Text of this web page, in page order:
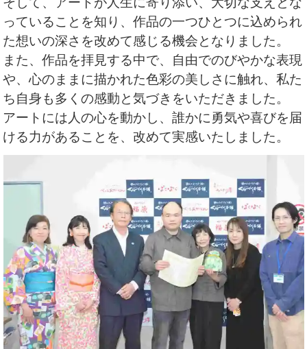
っていることを知り、作品の一つひとつに込められ
た想いの深さを改めて感じる機会となりました。
また、作品を拝見する中で、 自由でのびやかな表現
や、心のままに描かれた色彩の美しさに触れ、私た
ち自身も多くの感動と気づきをいただきました。
アートには人の心を動かし、誰かに勇気や喜びを届
ける力があることを、改めて実感いたしました。